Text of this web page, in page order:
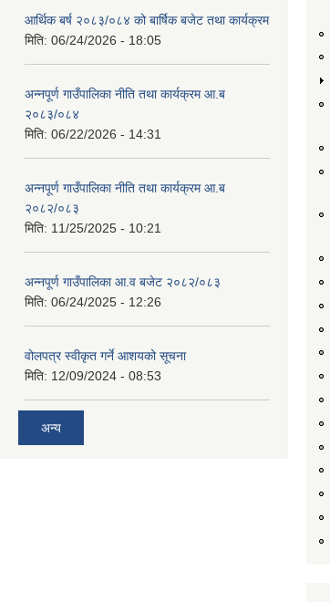
आर्थिक बर्ष २०८३/०८४ को बार्षिक बजेट तथा कार्यक्रम
मिति: 06/24/2026 - 18:05
अन्नपूर्ण गाउँपालिका नीति तथा कार्यक्रम आ.ब
२०८३/०८४
मिति: 06/22/2026 - 14:31
अन्नपूर्ण गाउँपालिका नीति तथा कार्यक्रम आ.ब
२०८२/०८३
मिति: 11/25/2025 - 10:21
अन्नपूर्ण गाउँपालिका आ.व बजेट २०८२/०८३
मिति: 06/24/2025 - 12:26
वोलपत्र स्वीकृत गर्ने आशयको सूचना
मिति: 12/09/2024 - 08:53
अन्य